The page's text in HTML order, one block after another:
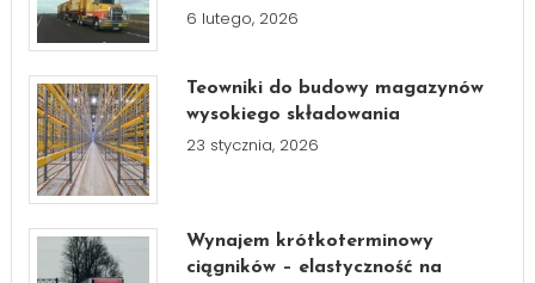
6 lutego, 2026
Teowniki do budowy magazynów
wysokiego składowania
23 stycznia, 2026
Wynajem krótkoterminowy
ciągników – elastyczność na